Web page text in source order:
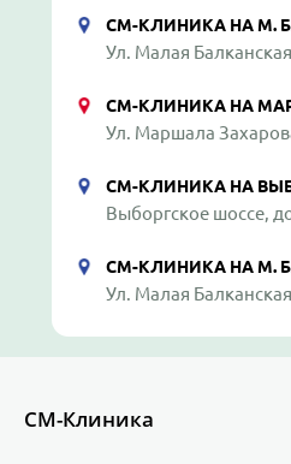
СМ-КЛИНИКА НА М.
Ул. Малая
СМ-КЛИНИКА НА
Ул. Маршала
СМ-КЛИНИКА НА
Выборгское шоссе,
СМ-КЛИНИКА НА М.
Ул. Малая
СМ-Клиника